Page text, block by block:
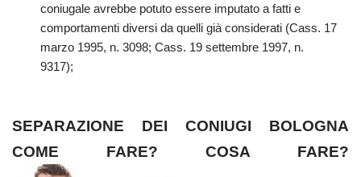
coniugale avrebbe potuto essere imputato a fatti e
comportamenti diversi da quelli già considerati (Cass. 17
marzo 1995, n. 3098; Cass. 19 settembre 1997, n.
9317);
SEPARAZIONE DEI CONIUGI BOLOGNA
COME FARE? COSA FARE?